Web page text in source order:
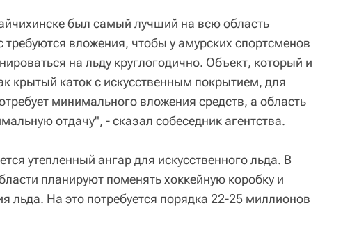
был самый лучший на всю область
требуются вложения, чтобы у амурских спортсменов
на льду круглогодично. Объект, который и
крытый каток с искусственным покрытием, для
минимального вложения средств, а область
отдачу", - сказал собеседник агентства.
утепленный ангар для искусственного льда. В
планируют поменять хоккейную коробку и
льда. На это потребуется порядка 22-25 миллионов